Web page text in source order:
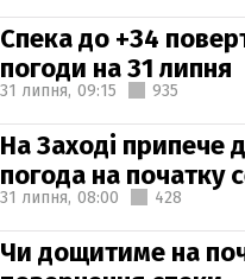
Спека до +34
погоди на 31 липня
31 липня, 09:15 935
На Заході припече
погода на початку
31 липня, 08:00 428
Чи дощитиме на